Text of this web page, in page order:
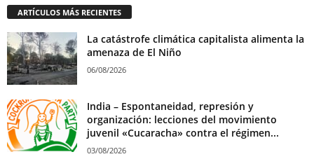
ARTÍCULOS MÁS RECIENTES
La catástrofe climática capitalista alimenta la
amenaza de El Niño
06/08/2026
India – Espontaneidad, represión y
organización: lecciones del movimiento
juvenil «Cucaracha» contra el régimen...
03/08/2026